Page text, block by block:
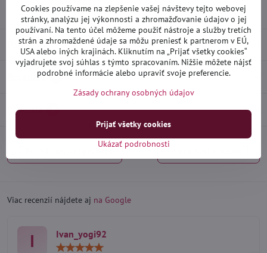
Výrobca:Heko
Popis
Recenzie 0
Diskusia 0
Viac recenzií nájdete aj na Google
I Ivan_yogi92
Cookies používame na zlepšenie vašej návštevy tejto webovej
stránky, analýzu jej výkonnosti a zhromažďovanie údajov o jej
používaní. Na tento účel môžeme použiť nástroje a služby tretích
strán a zhromaždené údaje sa môžu preniesť k partnerom v EÚ,
USA alebo iných krajinách. Kliknutím na „Prijať všetky cookies“
vyjadrujete svoj súhlas s týmto spracovaním. Nižšie môžete nájsť
podrobné informácie alebo upraviť svoje preferencie.
Zásady ochrany osobných údajov
Ukázať podrobnosti
Prijať všetky cookies